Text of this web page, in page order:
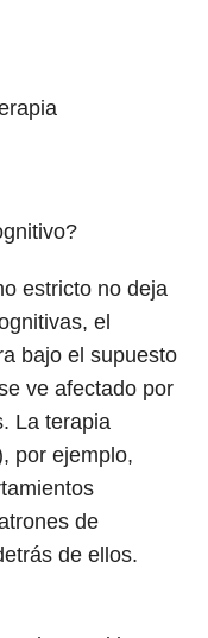
estricto no deja
el
bajo el supuesto
ve afectado por
La terapia
por ejemplo,
de
de ellos.